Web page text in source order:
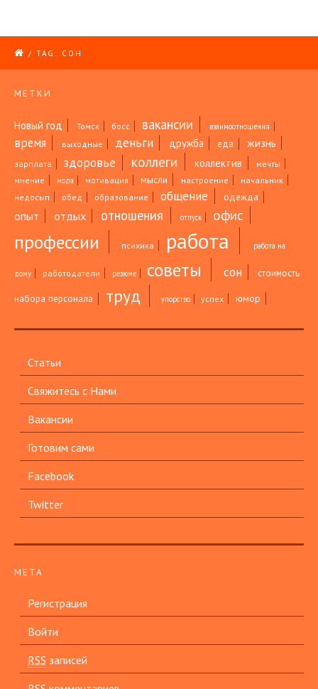
/ TAG: СОН
МЕТКИ
Новый год Томск босс вакансии взаимоотношения
время выходные деньги дружба еда жизнь
зарплата здоровье коллеги коллектив
мечты
мнение
мода мотивация мысли настроение
начальник
недосып
обед образование общение одежда
опыт отдых отношения отпуск офис
профессии психика работа работа на
дому работодатели резюме советы сон стоимость
набора персонала труд упорство успех юмор
Статьи
Свяжитесь с Нами
Вакансии
Готовим сами
Facebook
Twitter
МЕТА
Регистрация
Войти
RSS записей